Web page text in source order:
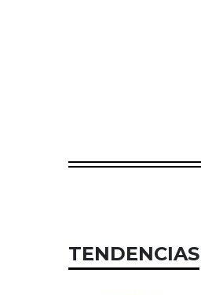
TENDENCIAS